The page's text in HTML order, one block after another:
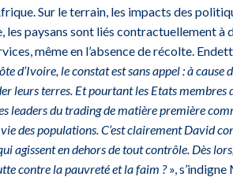
Sur le terrain, les impacts des
les paysans sont liés contractuellement à
même en l’absence de récolte.
d’Ivoire, le constat est sans appel : à
leurs terres. Et pourtant les Etats
leaders du trading de matière première
des populations. C’est clairement David
agissent en dehors de tout contrôle. Dès
contre la pauvreté et la faim ?»,